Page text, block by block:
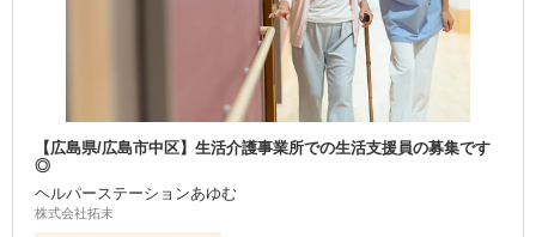
【広島県/広島市中区】生活介護事業所での生活支援員の募集です
◎
ヘルパーステーションあゆむ
株式会社拓未